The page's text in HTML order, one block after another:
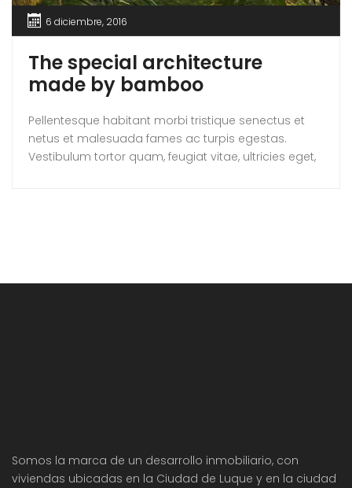
6 diciembre, 2016
The special architecture
made by bamboo
Pellentesque habitant morbi tristique senectus et
netus et malesuada fames ac turpis egestas.
Vestibulum tortor quam, feugiat vitae, ultricies eget,
Somos la marca de un desarrollo inmobiliario, con
viviendas ubicadas en la Ciudad de Luque y en la ciudad